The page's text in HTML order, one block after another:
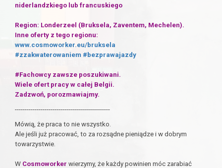
niderlandzkiego lub francuskiego
Region: Londerzeel (Bruksela, Zaventem, Mechelen).
Inne oferty z tego regionu:
www.cosmoworker.eu/bruksela
#zzakwaterowaniem #bezprawajazdy
#Fachowcy zawsze poszukiwani.
Wiele ofert pracy w całej Belgii.
Zadzwoń, porozmawiajmy.
------------------------------------------------
Mówią, że praca to nie wszystko.
Ale jeśli już pracować, to za rozsądne pieniądze i w dobrym
towarzystwie.
W Cosmoworker wierzymy, że każdy powinien móc zarabiać